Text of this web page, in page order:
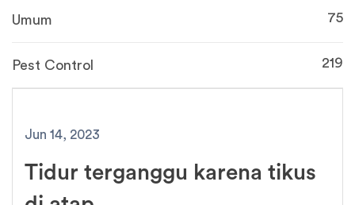
Umum 75
Pest Control 219
Jun 14, 2023
Tidur terganggu karena tikus